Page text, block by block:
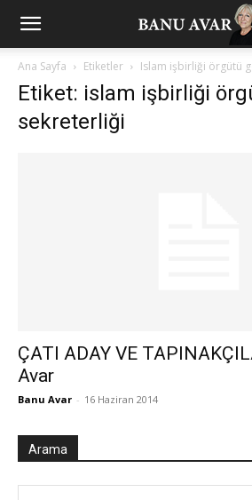
Ana Sayfa Etiketler Islam işbirliği örgütü
Etiket: islam işbirliği
sekreterliği
ÇATI ADAY VE
Avar
Banu Avar - 16 Haziran 2014
Arama